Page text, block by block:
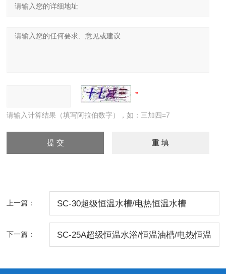
请输入计算结果（填写阿拉伯数字），如：三加四=7
上一篇： SC-30超级恒温水槽/电热恒温水槽
下一篇： SC-25A超级恒温水浴/恒温油槽/电热恒温